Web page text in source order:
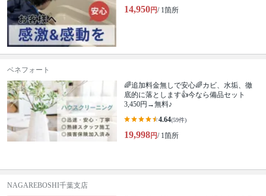
14,950円/ 1箇所
ベネフォート
🌈追加料金無しで安心🌈カビ、水垢、徹
底的に落とします👍今なら備品セット
3,450円→無料♪
4.64(59件)
19,998円/ 1箇所
NAGAREBOSHI千葉支店